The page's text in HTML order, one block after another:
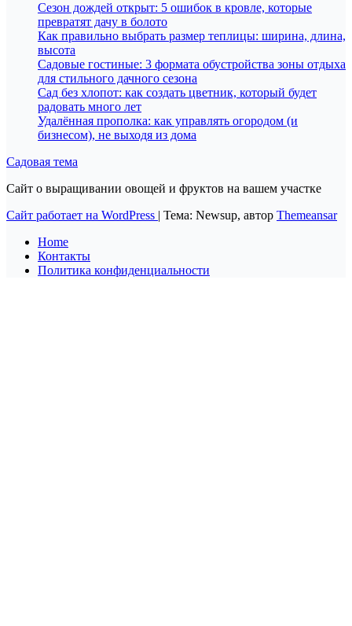
Сезон дождей открыт: 5 ошибок в кровле, которые
превратят дачу в болото
Как правильно выбрать размер теплицы: ширина, длина,
высота
Садовые гостиные: 3 формата обустройства зоны отдыха
для стильного дачного сезона
Сад без хлопот: как создать цветник, который будет
радовать много лет
Удалённая прополка: как управлять огородом (и
бизнесом), не выходя из дома
Садовая тема
Сайт о выращивании овощей и фруктов на вашем участке
Сайт работает на WordPress | Тема: Newsup, автор Themeansar
Home
Контакты
Политика конфиденциальности